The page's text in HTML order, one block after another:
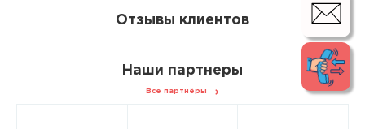
Отзывы клиентов
Наши партнеры
Все партнёры